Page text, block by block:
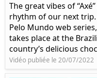
The great vibes of
rhythm of our next
Pelo Mundo web
takes place at the
country’s delicious
Vidéo publiée le 20/07/2022